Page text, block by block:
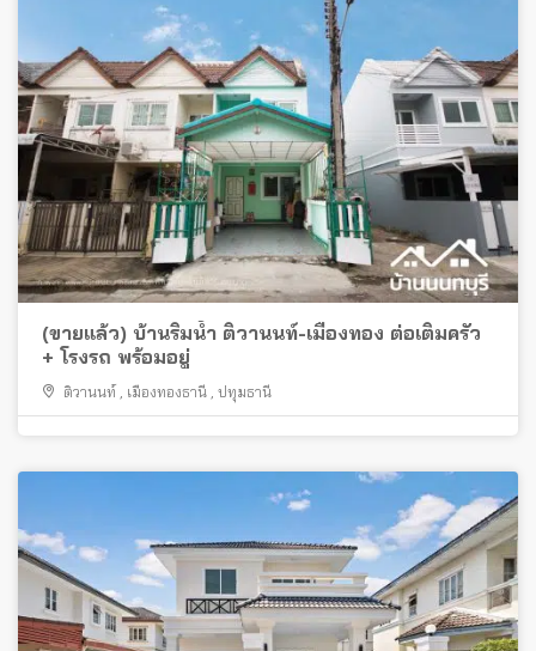
(ขายแล้ว) บ้านริมน้ำ ติวานนท์-เมืองทอง ต่อเติมครัว
+ โรงรถ พร้อมอยู่
ติวานนท์ , เมืองทองธานี , ปทุมธานี